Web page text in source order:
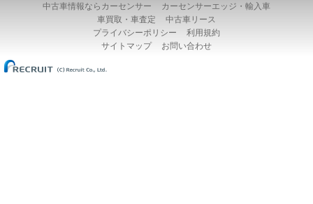
中古車情報ならカーセンサー
カーセンサーエッジ・輸入車
車買取・車査定
中古車リース
プライバシーポリシー
利用規約
サイトマップ
お問い合わせ